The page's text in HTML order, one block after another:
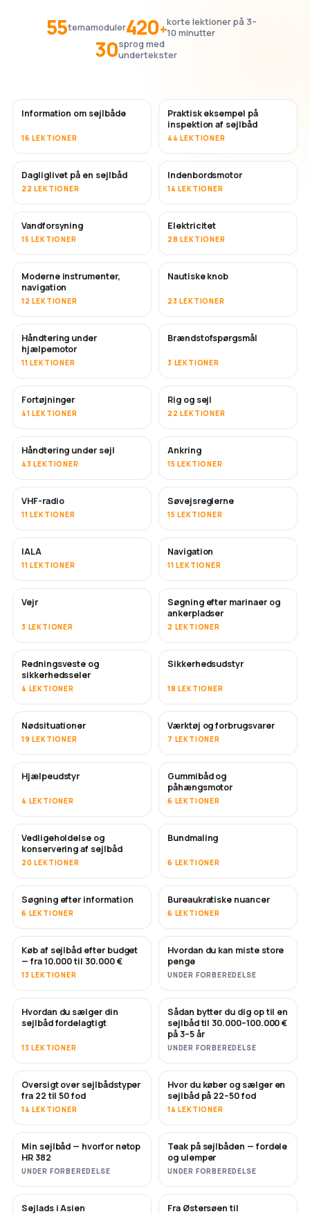
55temamoduler420+korte lektioner på 3–
10 minutter
30sprog med
undertekster
Information om sejlbåde
16 LEKTIONER
Praktisk eksempel på
inspektion af sejlbåd
44 LEKTIONER
Dagliglivet på en sejlbåd
22 LEKTIONER
Indenbordsmotor
14 LEKTIONER
Vandforsyning
15 LEKTIONER
Elektricitet
28 LEKTIONER
Moderne instrumenter,
navigation
12 LEKTIONER
Nautiske knob
23 LEKTIONER
Håndtering under
hjælpemotor
11 LEKTIONER
Brændstofspørgsmål
3 LEKTIONER
Fortøjninger
41 LEKTIONER
Rig og sejl
22 LEKTIONER
Håndtering under sejl
43 LEKTIONER
Ankring
15 LEKTIONER
VHF-radio
11 LEKTIONER
Søvejsreglerne
15 LEKTIONER
IALA
11 LEKTIONER
Navigation
11 LEKTIONER
Vejr
3 LEKTIONER
Søgning efter marinaer og
ankerpladser
2 LEKTIONER
Redningsveste og
sikkerhedsseler
4 LEKTIONER
Sikkerhedsudstyr
18 LEKTIONER
Nødsituationer
19 LEKTIONER
Værktøj og forbrugsvarer
7 LEKTIONER
Hjælpeudstyr
4 LEKTIONER
Gummibåd og
påhængsmotor
6 LEKTIONER
Vedligeholdelse og
konservering af sejlbåd
20 LEKTIONER
SNART
Bundmaling
6 LEKTIONER
Søgning efter information
6 LEKTIONER
Bureaukratiske nuancer
6 LEKTIONER
SNART
Køb af sejlbåd efter budget
— fra 10.000 til 30.000 €
13 LEKTIONER
SNART
Hvordan du kan miste store
penge
UNDER FORBEREDELSE
NYT
Hvordan du sælger din
sejlbåd fordelagtigt
13 LEKTIONER
NYT
Sådan bytter du dig op til en
sejlbåd til 30.000–100.000 €
på 3–5 år
UNDER FORBEREDELSE
SNART
Oversigt over sejlbådstyper
fra 22 til 50 fod
14 LEKTIONER
SNART
Hvor du køber og sælger en
sejlbåd på 22–50 fod
14 LEKTIONER
SNART
Min sejlbåd — hvorfor netop
HR 382
UNDER FORBEREDELSE
SNART
Teak på sejlbåden — fordele
og ulemper
UNDER FORBEREDELSE
SNART
Sejlads i Asien SNART
Fra Østersøen til